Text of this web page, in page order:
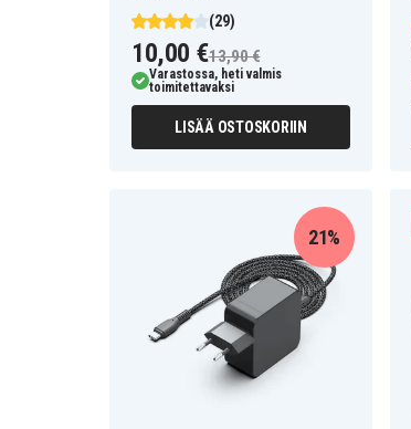
(29)
10,00 €13,90 €
Varastossa, heti valmis
toimitettavaksi
LISÄÄ OSTOSKORIIN
21%